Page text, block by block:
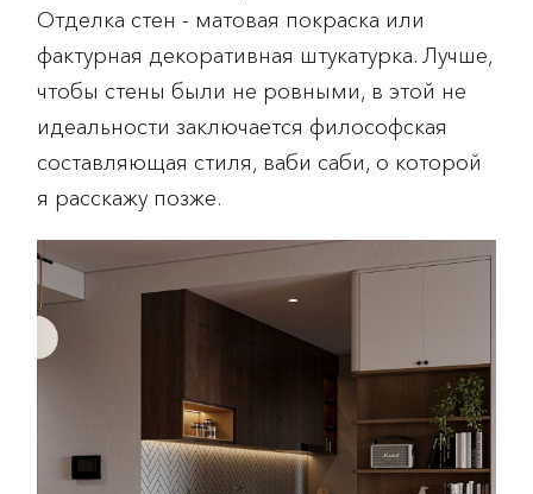
Отделка стен - матовая покраска или
фактурная декоративная штукатурка. Лучше,
чтобы стены были не ровными, в этой не
идеальности заключается философская
составляющая стиля, ваби саби, о которой
я расскажу позже.